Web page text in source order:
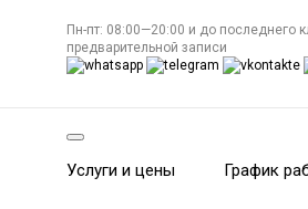
Пн-пт: 08:00—20:00 и до последнего
предварительной записи
Услуги и цены График